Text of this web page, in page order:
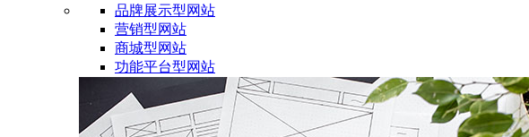
品牌展示型网站
营销型网站
商城型网站
功能平台型网站